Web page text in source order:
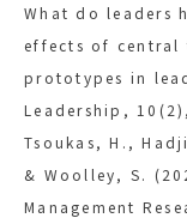
What do leaders
effects of central
prototypes in
Leadership,
Tsoukas, H.,
& Woolley, S.
Management